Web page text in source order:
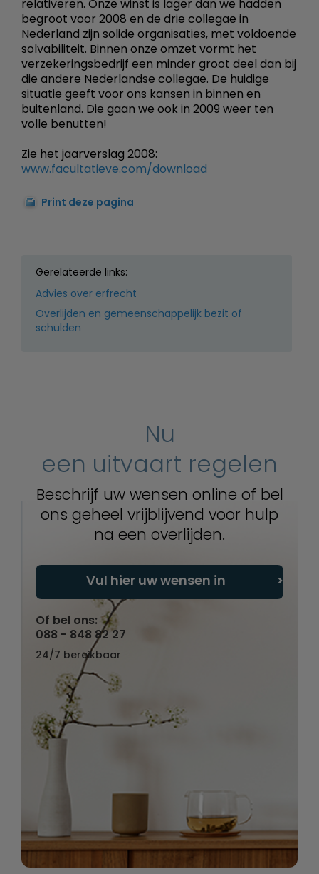
relativeren. Onze winst is lager dan we hadden
begroot voor 2008 en de drie collegae in
Nederland zijn solide organisaties, met voldoende
solvabiliteit. Binnen onze omzet vormt het
verzekeringsbedrijf een minder groot deel dan bij
die andere Nederlandse collegae. De huidige
situatie geeft voor ons kansen in binnen en
buitenland. Die gaan we ook in 2009 weer ten
volle benutten!
Zie het jaarverslag 2008:
www.facultatieve.com/download
Print deze pagina
Gerelateerde links:
Advies over erfrecht
Overlijden en gemeenschappelijk bezit of
schulden
Nu
een uitvaart regelen
Beschrijf uw wensen online of bel
ons geheel vrijblijvend voor hulp
na een overlijden.
Vul hier uw wensen in
Of bel ons:
088 - 848 82 27
24/7 bereikbaar